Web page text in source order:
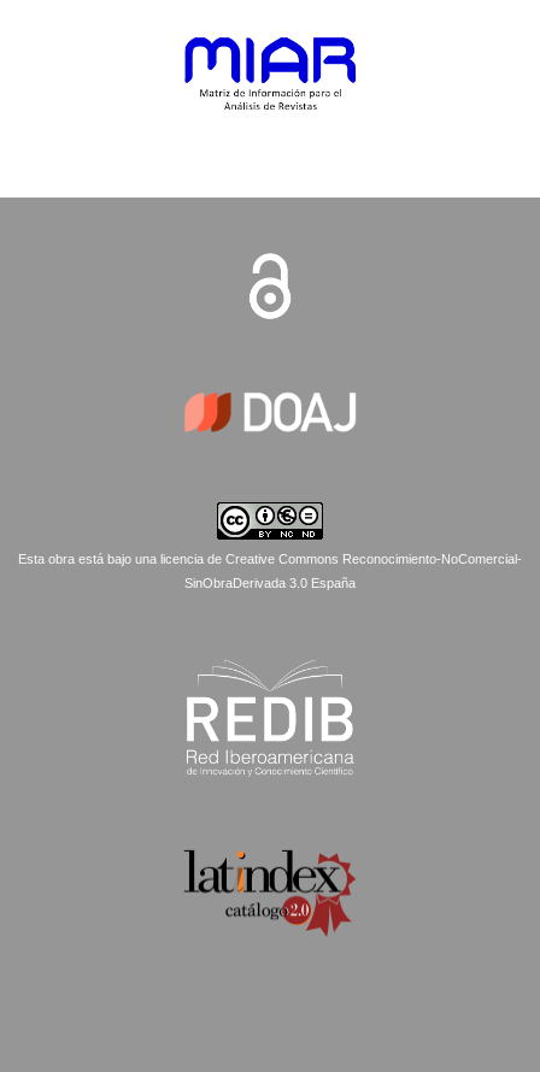
Esta obra está bajo una licencia de Creative Commons Reconocimiento-NoComercial-
SinObraDerivada 3.0 España